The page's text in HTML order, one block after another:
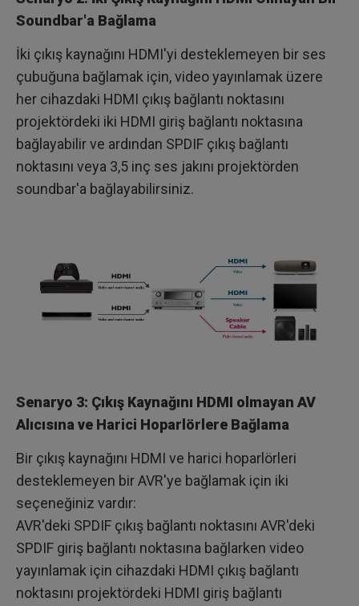
Soundbar'a Bağlama
İki çıkış kaynağını HDMI'yi desteklemeyen bir ses
çubuğuna bağlamak için, video yayınlamak üzere
her cihazdaki HDMI çıkış bağlantı noktasını
projektördeki iki HDMI giriş bağlantı noktasına
bağlayabilir ve ardından SPDIF çıkış bağlantı
noktasını veya 3,5 inç ses jakını projektörden
soundbar'a bağlayabilirsiniz.
Senaryo 3: Çıkış Kaynağını HDMI olmayan AV
Alıcısına ve Harici Hoparlörlere Bağlama
Bir çıkış kaynağını HDMI ve harici hoparlörleri
desteklemeyen bir AVR'ye bağlamak için iki
seçeneğiniz vardır:
AVR'deki SPDIF çıkış bağlantı noktasını AVR'deki
SPDIF giriş bağlantı noktasına bağlarken video
yayınlamak için cihazdaki HDMI çıkış bağlantı
noktasını projektördeki HDMI giriş bağlantı